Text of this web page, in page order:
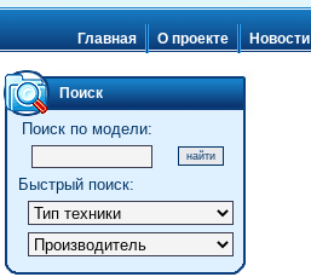
Главная О проекте Новости
Поиск
Поиск по модели:
Быстрый поиск: